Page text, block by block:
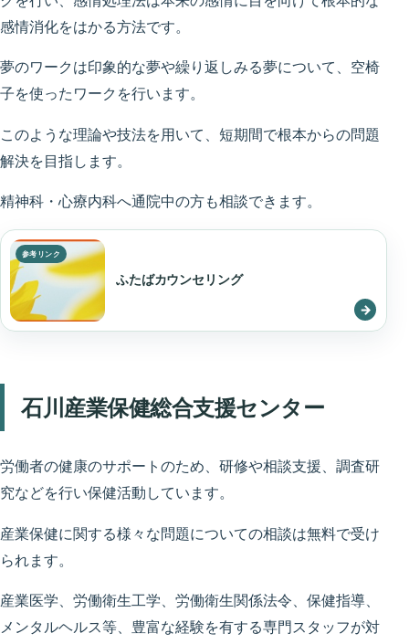
感情消化をはかる方法です。
夢のワークは印象的な夢や繰り返しみる夢について、空椅
子を使ったワークを行います。
このような理論や技法を用いて、短期間で根本からの問題
解決を目指します。
精神科・心療内科へ通院中の方も相談できます。
ふたばカウンセリング
石川産業保健総合支援センター
労働者の健康のサポートのため、研修や相談支援、調査研
究などを行い保健活動しています。
産業保健に関する様々な問題についての相談は無料で受け
られます。
産業医学、労働衛生工学、労働衛生関係法令、保健指導、
メンタルヘルス等、豊富な経験を有する専門スタッフが対